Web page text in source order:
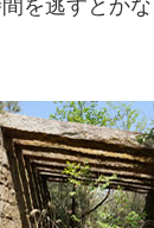
を逃すとか